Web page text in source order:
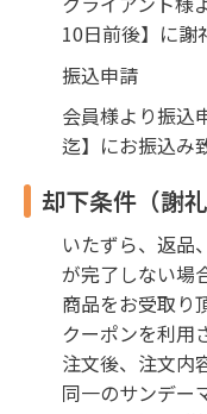
10日前後】に謝
振込申請
会員様より振込
迄】にお振込み
却下条件（謝
いたずら、返品
が完了しない場
商品をお受取り
クーポンを利用
注文後、注文内
同一のサンデー